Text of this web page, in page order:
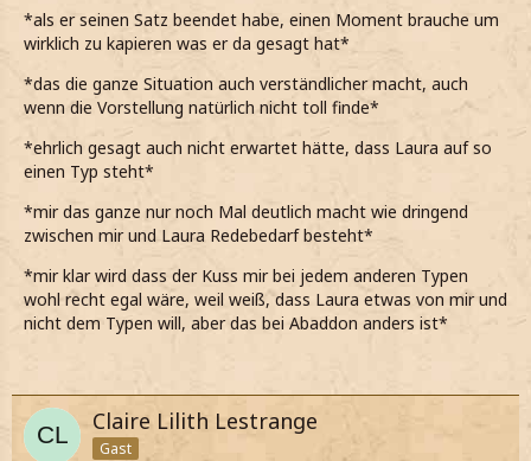
*nach seinem Blick zu urteilen, er nicht zu glauben scheint,
was da gerade gesagt habe*
*als er seinen Satz beendet habe, einen Moment brauche um
wirklich zu kapieren was er da gesagt hat*
*das die ganze Situation auch verständlicher macht, auch
wenn die Vorstellung natürlich nicht toll finde*
*ehrlich gesagt auch nicht erwartet hätte, dass Laura auf so
einen Typ steht*
*mir das ganze nur noch Mal deutlich macht wie dringend
zwischen mir und Laura Redebedarf besteht*
*mir klar wird dass der Kuss mir bei jedem anderen Typen
wohl recht egal wäre, weil weiß, dass Laura etwas von mir und
nicht dem Typen will, aber das bei Abaddon anders ist*
Claire Lilith Lestrange
Gast